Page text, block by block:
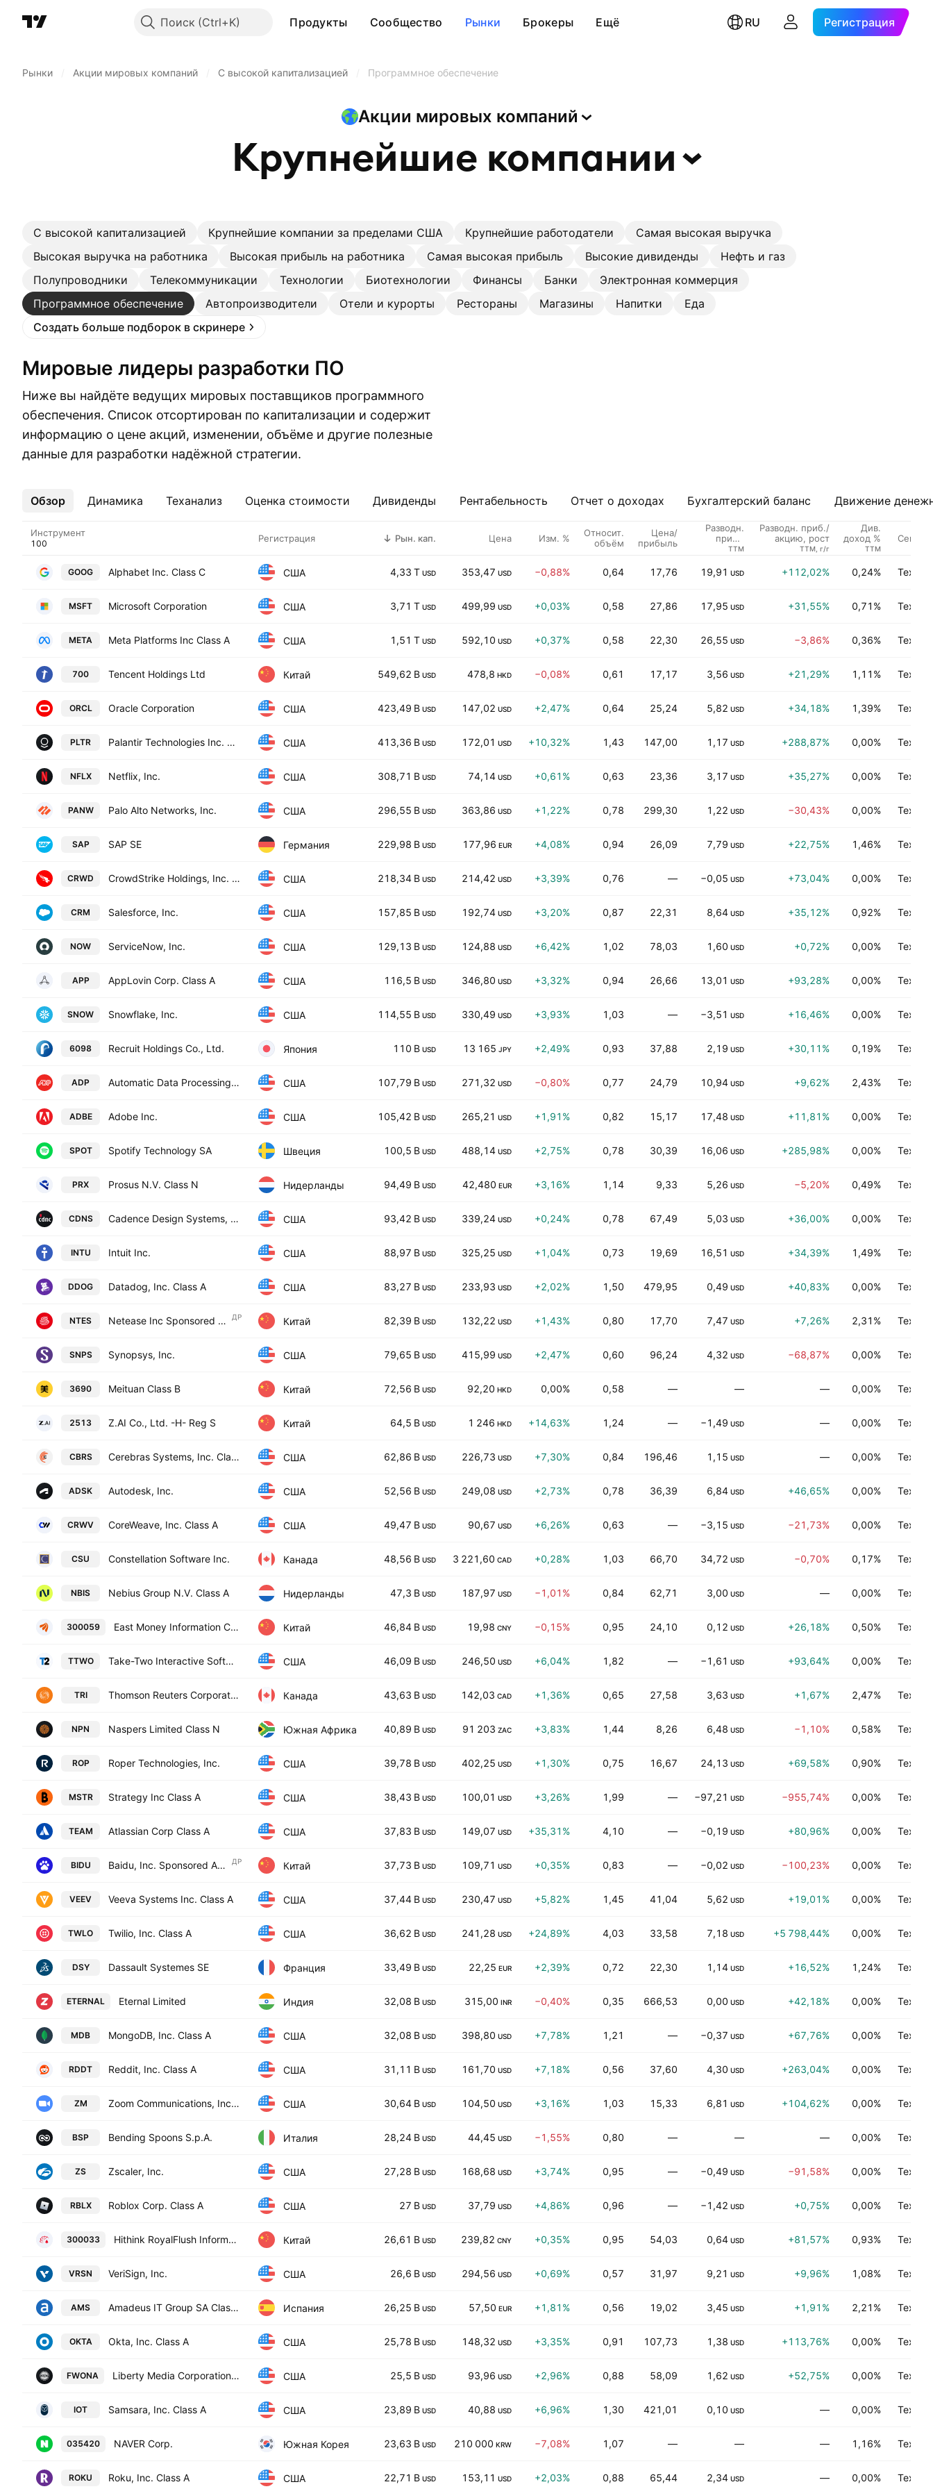
Поиск Продукты Сообщество Рынки Брокеры Ещё RU Регистрация
Рынки Акции мировых компаний С высокой капитализацией Программное обеспечение
Акции мировых компаний
Крупнейшие компании
С высокой капитализацией Крупнейшие компании за пределами США Крупнейшие работодатели
Самая высокая выручка
Высокая выручка на работника
Высокая прибыль на работника Самая высокая прибыль Высокие дивиденды
Нефть и газ
Полупроводники
Телекоммуникации Технологии Биотехнологии Финансы Банки
Электронная коммерция
Программное обеспечение
Автопроизводители Отели и курорты Рестораны Магазины Напитки
Еда
Создать больше подборок в скринере
Мировые лидеры разработки ПО
Ниже вы найдёте ведущих мировых поставщиков программного
обеспечения. Список отсортирован по капитализации и содержит
информацию о цене акций, изменении, объёме и другие полезные
данные для разработки надёжной стратегии.
Обзор Динамика Теханализ Оценка стоимости Дивиденды Рентабельность Отчет о доходах Бухгалтерский баланс Движение
Ещё
Инструмент Регистрация Рын. кап. Цена Изм. %
Относит.
объём
Цена/
прибыль
Разводн.
приб./
акцию
TTM
Разводн. приб./
акцию, рост
TTM, г/г
Див.
доход %
TTM
Сектор
GOOG Alphabet Inc. Class C США 4,33 T USD 353,47 USD −0,88% 0,64 17,76 19,91 USD +112,02% 0,24%
MSFT Microsoft Corporation США 3,71 T USD 499,99 USD +0,03% 0,58 27,86 17,95 USD +31,55% 0,71%
META Meta Platforms Inc Class A США 1,51 T USD 592,10 USD +0,37% 0,58 22,30 26,55 USD −3,86% 0,36%
700 Tencent Holdings Ltd Китай 549,62 B USD 478,8 HKD −0,08% 0,61 17,17 3,56 USD +21,29% 1,11%
ORCL Oracle Corporation США 423,49 B USD 147,02 USD +2,47% 0,64 25,24 5,82 USD +34,18% 1,39%
PLTR Palantir Technologies Inc. Class A США 413,36 B USD 172,01 USD +10,32% 1,43 147,00 1,17 USD +288,87% 0,00%
NFLX Netflix, Inc. США 308,71 B USD 74,14 USD +0,61% 0,63 23,36 3,17 USD +35,27% 0,00%
PANW Palo Alto Networks, Inc. США 296,55 B USD 363,86 USD +1,22% 0,78 299,30 1,22 USD −30,43% 0,00%
SAP SAP SE Германия 229,98 B USD 177,96 EUR +4,08% 0,94 26,09 7,79 USD +22,75% 1,46%
CRWD CrowdStrike Holdings, Inc. Class A США 218,34 B USD 214,42 USD +3,39% 0,76 — −0,05 USD +73,04% 0,00%
CRM Salesforce, Inc. США 157,85 B USD 192,74 USD +3,20% 0,87 22,31 8,64 USD +35,12% 0,92%
NOW ServiceNow, Inc. США 129,13 B USD 124,88 USD +6,42% 1,02 78,03 1,60 USD +0,72% 0,00%
APP AppLovin Corp. Class A США 116,5 B USD 346,80 USD +3,32% 0,94 26,66 13,01 USD +93,28% 0,00%
SNOW Snowflake, Inc. США 114,55 B USD 330,49 USD +3,93% 1,03 — −3,51 USD +16,46% 0,00%
6098 Recruit Holdings Co., Ltd. Япония 110 B USD 13 165 JPY +2,49% 0,93 37,88 2,19 USD +30,11% 0,19%
ADP Automatic Data Processing, Inc. США 107,79 B USD 271,32 USD −0,80% 0,77 24,79 10,94 USD +9,62% 2,43%
ADBE Adobe Inc. США 105,42 B USD 265,21 USD +1,91% 0,82 15,17 17,48 USD +11,81% 0,00%
SPOT Spotify Technology SA Швеция 100,5 B USD 488,14 USD +2,75% 0,78 30,39 16,06 USD +285,98% 0,00%
PRX Prosus N.V. Class N Нидерланды 94,49 B USD 42,480 EUR +3,16% 1,14 9,33 5,26 USD −5,20% 0,49%
CDNS Cadence Design Systems, Inc. США 93,42 B USD 339,24 USD +0,24% 0,78 67,49 5,03 USD +36,00% 0,00%
INTU Intuit Inc. США 88,97 B USD 325,25 USD +1,04% 0,73 19,69 16,51 USD +34,39% 1,49%
DDOG Datadog, Inc. Class A США 83,27 B USD 233,93 USD +2,02% 1,50 479,95 0,49 USD +40,83% 0,00%
NTES Netease Inc Sponsored ADR ДР Китай 82,39 B USD 132,22 USD +1,43% 0,80 17,70 7,47 USD +7,26% 2,31%
SNPS Synopsys, Inc. США 79,65 B USD 415,99 USD +2,47% 0,60 96,24 4,32 USD −68,87% 0,00%
3690 Meituan Class B Китай 72,56 B USD 92,20 HKD 0,00% 0,58 — — — 0,00%
2513 Z.AI Co., Ltd. -H- Reg S Китай 64,5 B USD 1 246 HKD +14,63% 1,24 — −1,49 USD — 0,00%
CBRS Cerebras Systems, Inc. Class A США 62,86 B USD 226,73 USD +7,30% 0,84 196,46 1,15 USD — 0,00%
ADSK Autodesk, Inc. США 52,56 B USD 249,08 USD +2,73% 0,78 36,39 6,84 USD +46,65% 0,00%
CRWV CoreWeave, Inc. Class A США 49,47 B USD 90,67 USD +6,26% 0,63 — −3,15 USD −21,73% 0,00%
CSU Constellation Software Inc. Канада 48,56 B USD 3 221,60 CAD +0,28% 1,03 66,70 34,72 USD −0,70% 0,17%
NBIS Nebius Group N.V. Class A Нидерланды 47,3 B USD 187,97 USD −1,01% 0,84 62,71 3,00 USD — 0,00%
300059 East Money Information Co., Ltd Class A Китай 46,84 B USD 19,98 CNY −0,15% 0,95 24,10 0,12 USD +26,18% 0,50%
TTWO Take-Two Interactive Software, Inc. США 46,09 B USD 246,50 USD +6,04% 1,82 — −1,61 USD +93,64% 0,00%
TRI Thomson Reuters Corporation Канада 43,63 B USD 142,03 CAD +1,36% 0,65 27,58 3,63 USD +1,67% 2,47%
NPN Naspers Limited Class N Южная Африка 40,89 B USD 91 203 ZAC +3,83% 1,44 8,26 6,48 USD −1,10% 0,58%
ROP Roper Technologies, Inc. США 39,78 B USD 402,25 USD +1,30% 0,75 16,67 24,13 USD +69,58% 0,90%
MSTR Strategy Inc Class A США 38,43 B USD 100,01 USD +3,26% 1,99 — −97,21 USD −955,74% 0,00%
TEAM Atlassian Corp Class A США 37,83 B USD 149,07 USD +35,31% 4,10 — −0,19 USD +80,96% 0,00%
BIDU Baidu, Inc. Sponsored ADR Class A ДР Китай 37,73 B USD 109,71 USD +0,35% 0,83 — −0,02 USD −100,23% 0,00%
VEEV Veeva Systems Inc. Class A США 37,44 B USD 230,47 USD +5,82% 1,45 41,04 5,62 USD +19,01% 0,00%
TWLO Twilio, Inc. Class A США 36,62 B USD 241,28 USD +24,89% 4,03 33,58 7,18 USD +5 798,44% 0,00%
DSY Dassault Systemes SE Франция 33,49 B USD 22,25 EUR +2,39% 0,72 22,30 1,14 USD +16,52% 1,24%
ETERNAL Eternal Limited Индия 32,08 B USD 315,00 INR −0,40% 0,35 666,53 0,00 USD +42,18% 0,00%
MDB MongoDB, Inc. Class A США 32,08 B USD 398,80 USD +7,78% 1,21 — −0,37 USD +67,76% 0,00%
RDDT Reddit, Inc. Class A США 31,11 B USD 161,70 USD +7,18% 0,56 37,60 4,30 USD +263,04% 0,00%
ZM Zoom Communications, Inc. Class A США 30,64 B USD 104,50 USD +3,16% 1,03 15,33 6,81 USD +104,62% 0,00%
BSP Bending Spoons S.p.A. Италия 28,24 B USD 44,45 USD −1,55% 0,80 — — — 0,00%
ZS Zscaler, Inc. США 27,28 B USD 168,68 USD +3,74% 0,95 — −0,49 USD −91,58% 0,00%
RBLX Roblox Corp. Class A США 27 B USD 37,79 USD +4,86% 0,96 — −1,42 USD +0,75% 0,00%
300033 Hithink RoyalFlush Information Network Co., Ltd. Class A Китай 26,61 B USD 239,82 CNY +0,35% 0,95 54,03 0,64 USD +81,57% 0,93%
VRSN VeriSign, Inc. США 26,6 B USD 294,56 USD +0,69% 0,57 31,97 9,21 USD +9,96% 1,08%
AMS Amadeus IT Group SA Class A Испания 26,25 B USD 57,50 EUR +1,81% 0,56 19,02 3,45 USD +1,91% 2,21%
OKTA Okta, Inc. Class A США 25,78 B USD 148,32 USD +3,35% 0,91 107,73 1,38 USD +113,76% 0,00%
FWONA Liberty Media Corporation Class A США 25,5 B USD 93,96 USD +2,96% 0,88 58,09 1,62 USD +52,75% 0,00%
IOT Samsara, Inc. Class A США 23,89 B USD 40,88 USD +6,96% 1,30 421,01 0,10 USD — 0,00%
035420 NAVER Corp. Южная Корея 23,63 B USD 210 000 KRW −7,08% 1,07 — — — 1,16%
ROKU Roku, Inc. Class A США 22,71 B USD 153,11 USD +2,03% 0,88 65,44 2,34 USD — 0,00%